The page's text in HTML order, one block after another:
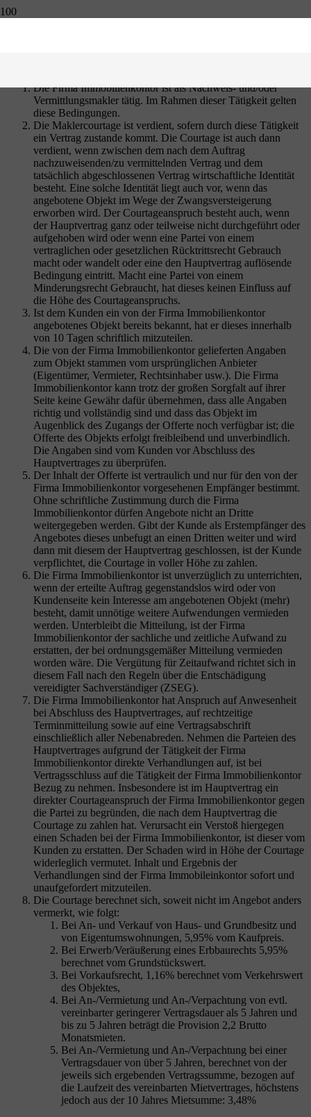
Die Firma Immobilienkontor ist als Nachweis- und/oder
Vermittlungsmakler tätig. Im Rahmen dieser Tätigkeit gelten
diese Bedingungen.
Die Maklercourtage ist verdient, sofern durch diese Tätigkeit
ein Vertrag zustande kommt. Die Courtage ist auch dann
verdient, wenn zwischen dem nach dem Auftrag
nachzuweisenden/zu vermittelnden Vertrag und dem
tatsächlich abgeschlossenen Vertrag wirtschaftliche Identität
besteht. Eine solche Identität liegt auch vor, wenn das
angebotene Objekt im Wege der Zwangsversteigerung
erworben wird. Der Courtageanspruch besteht auch, wenn
der Hauptvertrag ganz oder teilweise nicht durchgeführt oder
aufgehoben wird oder wenn eine Partei von einem
vertraglichen oder gesetzlichen Rücktrittsrecht Gebrauch
macht oder wandelt oder eine den Hauptvertrag auflösende
Bedingung eintritt. Macht eine Partei von einem
Minderungsrecht Gebraucht, hat dieses keinen Einfluss auf
die Höhe des Courtageanspruchs.
Ist dem Kunden ein von der Firma Immobilienkontor
angebotenes Objekt bereits bekannt, hat er dieses innerhalb
von 10 Tagen schriftlich mitzuteilen.
Die von der Firma Immobilienkontor gelieferten Angaben
zum Objekt stammen vom ursprünglichen Anbieter
(Eigentümer, Vermieter, Rechtsinhaber usw.). Die Firma
Immobilienkontor kann trotz der großen Sorgfalt auf ihrer
Seite keine Gewähr dafür übernehmen, dass alle Angaben
richtig und vollständig sind und dass das Objekt im
Augenblick des Zugangs der Offerte noch verfügbar ist; die
Offerte des Objekts erfolgt freibleibend und unverbindlich.
Die Angaben sind vom Kunden vor Abschluss des
Hauptvertrages zu überprüfen.
Der Inhalt der Offerte ist vertraulich und nur für den von der
Firma Immobilienkontor vorgesehenen Empfänger bestimmt.
Ohne schriftliche Zustimmung durch die Firma
Immobilienkontor dürfen Angebote nicht an Dritte
weitergegeben werden. Gibt der Kunde als Erstempfänger des
Angebotes dieses unbefugt an einen Dritten weiter und wird
dann mit diesem der Hauptvertrag geschlossen, ist der Kunde
verpflichtet, die Courtage in voller Höhe zu zahlen.
Die Firma Immobilienkontor ist unverzüglich zu unterrichten,
wenn der erteilte Auftrag gegenstandslos wird oder von
Kundenseite kein Interesse am angebotenen Objekt (mehr)
besteht, damit unnötige weitere Aufwendungen vermieden
werden. Unterbleibt die Mitteilung, ist der Firma
Immobilienkontor der sachliche und zeitliche Aufwand zu
erstatten, der bei ordnungsgemäßer Mitteilung vermieden
worden wäre. Die Vergütung für Zeitaufwand richtet sich in
diesem Fall nach den Regeln über die Entschädigung
vereidigter Sachverständiger (ZSEG).
Die Firma Immobilienkontor hat Anspruch auf Anwesenheit
bei Abschluss des Hauptvertrages, auf rechtzeitige
Terminmitteilung sowie auf eine Vertragsabschrift
einschließlich aller Nebenabreden. Nehmen die Parteien des
Hauptvertrages aufgrund der Tätigkeit der Firma
Immobilienkontor direkte Verhandlungen auf, ist bei
Vertragsschluss auf die Tätigkeit der Firma Immobilienkontor
Bezug zu nehmen. Insbesondere ist im Hauptvertrag ein
direkter Courtageanspruch der Firma Immobilienkontor gegen
die Partei zu begründen, die nach dem Hauptvertrag die
Courtage zu zahlen hat. Verursacht ein Verstoß hiergegen
einen Schaden bei der Firma Immobilienkontor, ist dieser vom
Kunden zu erstatten. Der Schaden wird in Höhe der Courtage
widerleglich vermutet. Inhalt und Ergebnis der
Verhandlungen sind der Firma Immobileinkontor sofort und
unaufgefordert mitzuteilen.
Die Courtage berechnet sich, soweit nicht im Angebot anders
vermerkt, wie folgt:
Bei An- und Verkauf von Haus- und Grundbesitz und
von Eigentumswohnungen, 5,95% vom Kaufpreis.
Bei Erwerb/Veräußerung eines Erbbaurechts 5,95%
berechnet vom Grundstückswert.
Bei Vorkaufsrecht, 1,16% berechnet vom Verkehrswert
des Objektes,
Bei An-/Vermietung und An-/Verpachtung von evtl.
vereinbarter geringerer Vertragsdauer als 5 Jahren und
bis zu 5 Jahren beträgt die Provision 2,2 Brutto
Monatsmieten.
Bei An-/Vermietung und An-/Verpachtung bei einer
Vertragsdauer von über 5 Jahren, berechnet von der
jeweils sich ergebenden Vertragssumme, bezogen auf
die Laufzeit des vereinbarten Mietvertrages, höchstens
jedoch aus der 10 Jahres Mietsumme: 3,48%